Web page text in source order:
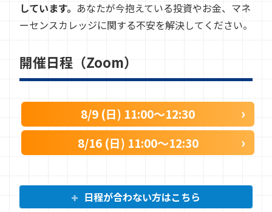
しています。 あなたが今抱えている投資やお金、マネ
ーセンスカレッジに関する不安を解決してください。
開催日程（Zoom）
8/9 (日) 11:00〜12:30
8/16 (日) 11:00〜12:30
日程が合わない方はこちら